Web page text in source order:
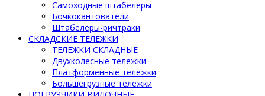
Самоходные штабелеры
Бочкокантователи
Штабелеры-ричтраки
СКЛАДСКИЕ ТЕЛЕЖКИ
ТЕЛЕЖКИ СКЛАДНЫЕ
Двухколесные тележки
Платформенные тележки
Большегрузные тележки